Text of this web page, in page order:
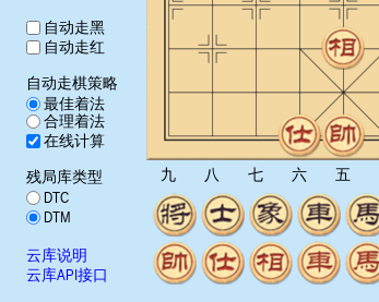
自动走黑
自动走红
自动走棋策略
最佳着法
合理着法
在线计算
残局库类型
DTC
DTM
云库说明
云库API接口
九 八 七 六 五